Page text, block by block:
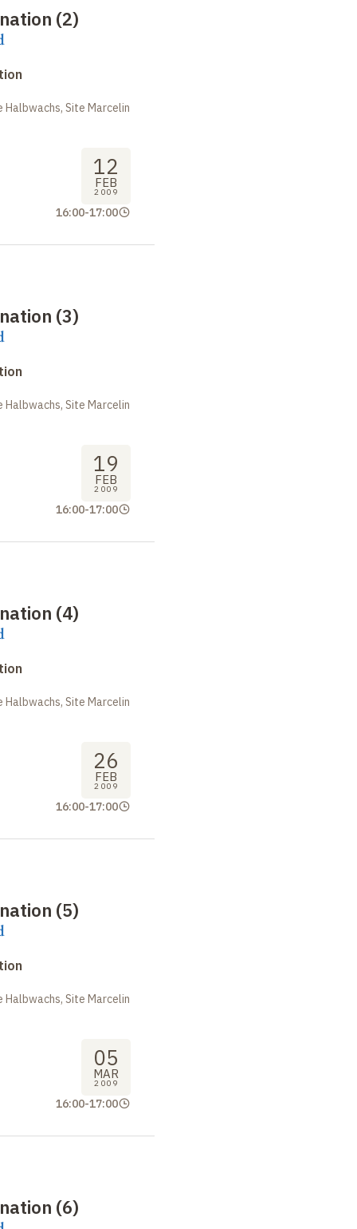
(2)
Site Marcelin
12
FEB
2009
16:00-17:00
(3)
Site Marcelin
19
FEB
2009
16:00-17:00
(4)
Site Marcelin
26
FEB
2009
16:00-17:00
(5)
Site Marcelin
05
MAR
2009
16:00-17:00
(6)